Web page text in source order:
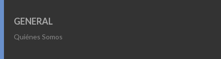
GENERAL
Quiénes Somos